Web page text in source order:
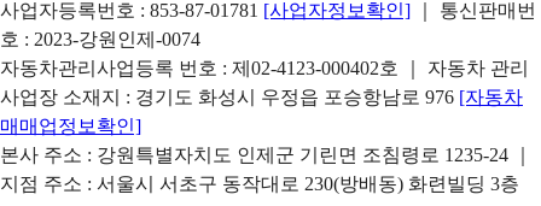
사업자등록번호 : 853-87-01781 [사업자정보확인]
｜ 통신판매번
호 : 2023-강원인제-0074
자동차관리사업등록 번호 : 제02-4123-000402호 ｜ 자동차 관리
사업장 소재지 : 경기도 화성시 우정읍 포승항남로 976 [자동차
매매업정보확인]
본사 주소 : 강원특별자치도 인제군 기린면 조침령로 1235-24 ｜
지점 주소 : 서울시 서초구 동작대로 230(방배동) 화련빌딩 3층